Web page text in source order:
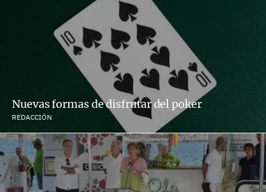
Nuevas formas de disfrutar del poker
REDACCIÓN